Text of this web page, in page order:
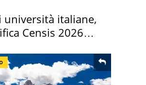
università italiane,
Censis 2026